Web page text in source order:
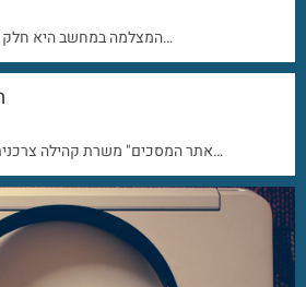
המצלמה במחשב היא חלק חשוב מאוד במקבוק ומוטב…
"אתר המסכים" משרת קהילה צרכנית הצורכת שירותי תיקונים…